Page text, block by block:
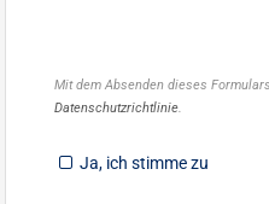
Mit dem Absenden dieses
Datenschutzrichtlinie.
Ja, ich stimme zu